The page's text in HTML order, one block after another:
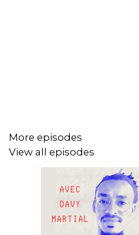
More episodes
View all episodes